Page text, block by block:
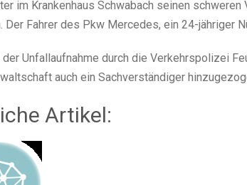
im Krankenhaus Schwabach seinen
Der Fahrer des Pkw Mercedes, ein 24-jähriger
der Unfallaufnahme durch die Verkehrspolizei
auch ein Sachverständiger
Artikel: